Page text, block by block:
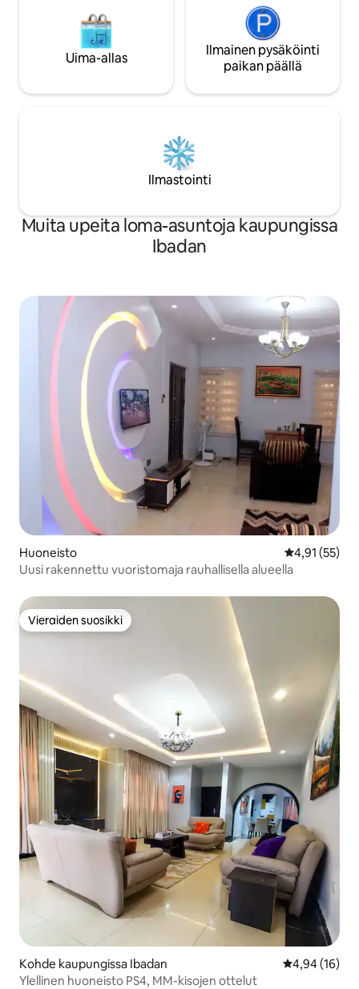
Uima-allas
Ilmainen pysäköinti
paikan päällä
Ilmastointi
Muita upeita loma-asuntoja kaupungissa
Ibadan
Huoneisto
4,91 (55)
Uusi rakennettu vuoristomaja rauhallisella alueella
Vieraiden suosikki
Vieraiden suosikki
Kohde kaupungissa Ibadan
4,94 (16)
Ylellinen huoneisto PS4, MM-kisojen ottelut